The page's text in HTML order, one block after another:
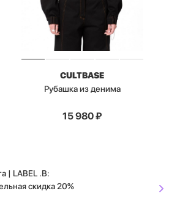
CULTBASE
Рубашка из денима
15 980₽
| LABEL .B:
скидка 20%